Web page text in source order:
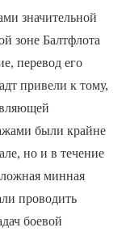
значительной
зоне Балтфлота
перевод его
привели к тому,
были крайне
но и в течение
минная
проводить
боевой